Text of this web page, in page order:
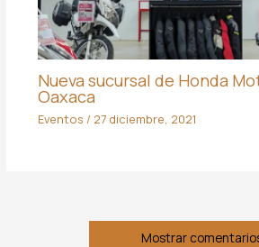
Nueva sucursal de Honda
Oaxaca
Eventos / 27 diciembre, 2021
Mostrar